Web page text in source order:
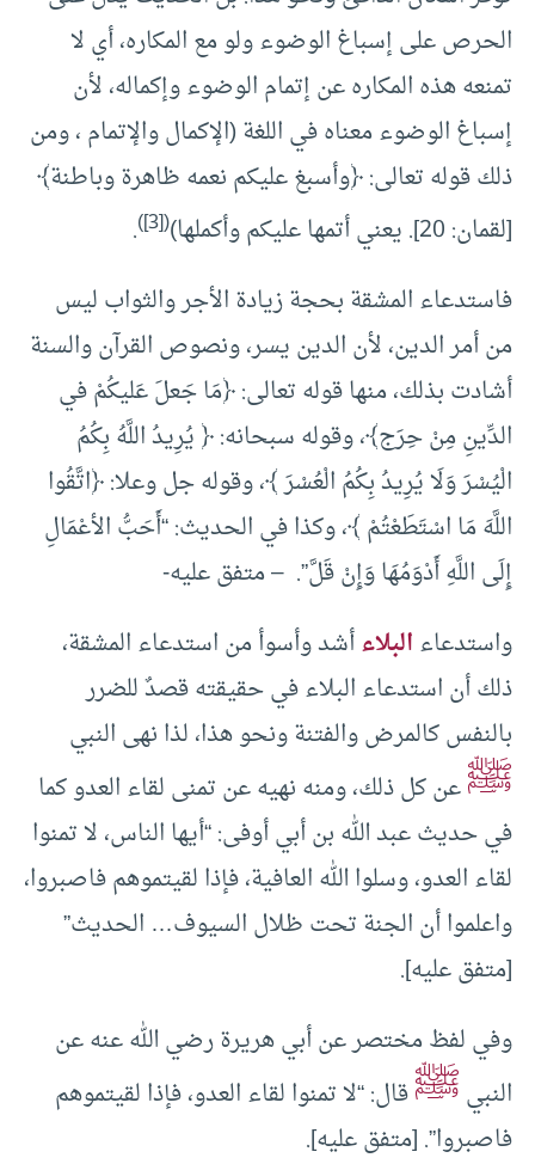
الحرص على إسباغ الوضوء ولو مع المكاره، أي لا
تمنعه هذه المكاره عن إتمام الوضوء وإكماله، لأن
إسباغ الوضوء معناه في اللغة (الإكمال والإتمام ، ومن
ذلك قوله تعالى: ﴿وأسبغ عليكم نعمه ظاهرة وباطنة﴾
[لقمان: 20]. يعني أتمها عليكم وأكملها)
([3])
.
فاستدعاء المشقة بحجة زيادة الأجر والثواب ليس
من أمر الدين، لأن الدين يسر، ونصوص القرآن والسنة
أشادت بذلك، منها قوله تعالى: ﴿مَا جَعلَ عَليكُمْ في
الدِّينِ مِنْ حِرَج﴾، وقوله سبحانه: ﴿ يُرِيدُ اللَّهُ بِكُمُ
الْيُسْرَ وَلَا يُرِيدُ بِكُمُ الْعُسْرَ ﴾، وقوله جل وعلا: ﴿اتَّقُوا
اللَّهَ مَا اسْتَطَعْتُمْ ﴾، وكذا في الحديث: “أَحَبُّ الأعْمَالِ
إِلَى اللَّهِ أَدْوَمُهَا وَإِنْ قَلَّ”. – متفق عليه-
واستدعاءالبلاءأشد وأسوأ من استدعاء المشقة،
ذلك أن استدعاء البلاء في حقيقته قصدٌ للضرر
بالنفس كالمرض والفتنة ونحو هذا، لذا نهى النبي
ﷺعن كل ذلك، ومنه نهيه عن تمنى لقاء العدو كما
في حديث عبد الله بن أبي أوفى: “أيها الناس، لا تمنوا
‌لقاء ‌العدو، وسلوا الله العافية، فإذا لقيتموهم فاصبروا،
واعلموا أن الجنة تحت ظلال السيوف… الحديث”
[متفق عليه].
وفي لفظ مختصر عن أبي هريرة رضي الله عنه عن
النبيﷺقال: “لا تمنوا ‌لقاء ‌العدو، فإذا لقيتموهم
فاصبروا”. [متفق عليه].